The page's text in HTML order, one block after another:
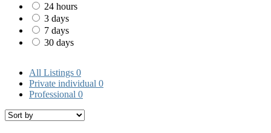
24 hours
3 days
7 days
30 days
All Listings 0
Private individual 0
Professional 0